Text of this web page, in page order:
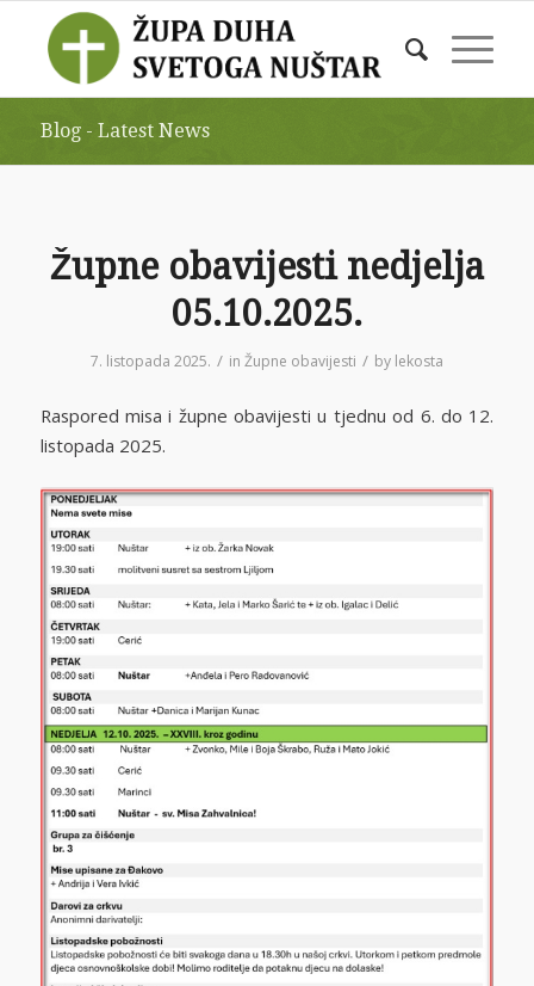
Blog - Latest News
Župne obavijesti nedjelja
05.10.2025.
7. listopada 2025. / in Župne obavijesti / by lekosta
Raspored misa i župne obavijesti u tjednu od 6. do 12.
listopada 2025.